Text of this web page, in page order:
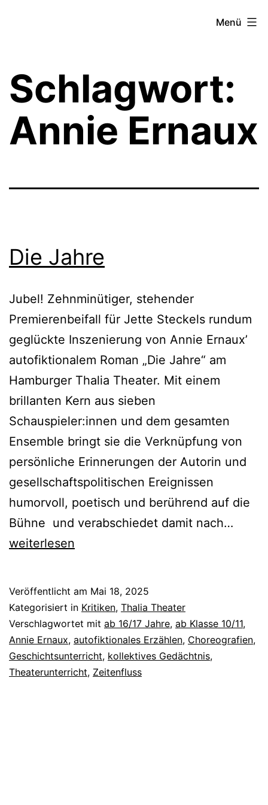
Menü
Schlagwort:
Annie Ernaux
Die Jahre
Jubel! Zehnminütiger, stehender
Premierenbeifall für Jette Steckels rundum
geglückte Inszenierung von Annie Ernaux’
autofiktionalem Roman „Die Jahre“ am
Hamburger Thalia Theater. Mit einem
brillanten Kern aus sieben
Schauspieler:innen und dem gesamten
Ensemble bringt sie die Verknüpfung von
persönliche Erinnerungen der Autorin und
gesellschaftspolitischen Ereignissen
humorvoll, poetisch und berührend auf die
Bühne und verabschiedet damit nach…
weiterlesen
Veröffentlicht am Mai 18, 2025
Kategorisiert in Kritiken, Thalia Theater
Verschlagwortet mit ab 16/17 Jahre, ab Klasse 10/11,
Annie Ernaux, autofiktionales Erzählen, Choreografien,
Geschichtsunterricht, kollektives Gedächtnis,
Theaterunterricht, Zeitenfluss